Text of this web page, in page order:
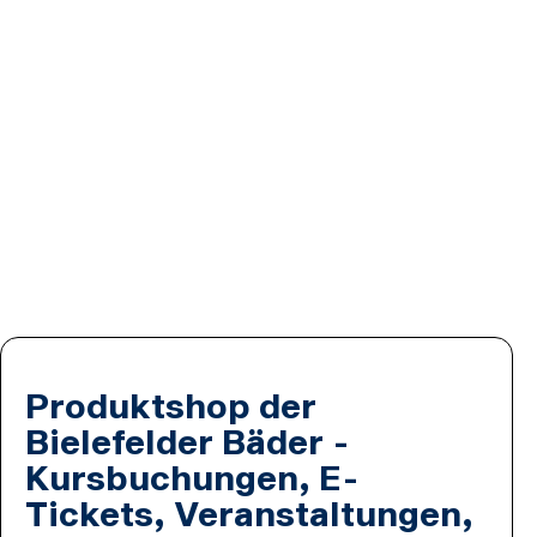
Produktshop der
Bielefelder Bäder -
Kursbuchungen, E-
Tickets, Veranstaltungen,